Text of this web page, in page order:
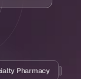
Pharmacy